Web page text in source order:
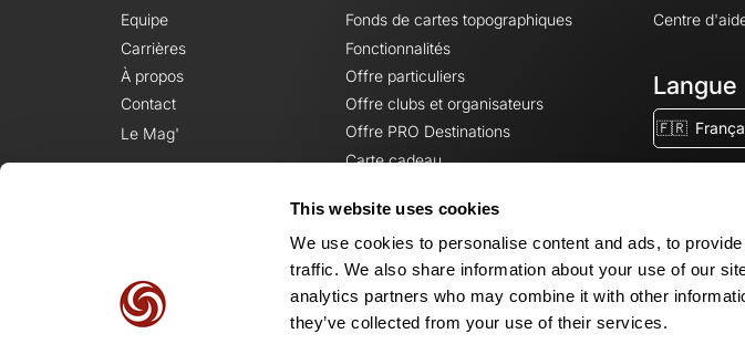
This website uses cookies
We use cookies to personalise content and ads, to
traffic. We also share information about your use of our
analytics partners who may combine it with other
they’ve collected from your use of their services.
Equipe
Carrières
À propos
Contact
Le Mag'
Fonds de cartes topographiques
Fonctionnalités
Offre particuliers
Offre clubs et organisateurs
Offre PRO Destinations
Carte cadeau
Centre
Langue
🇫🇷